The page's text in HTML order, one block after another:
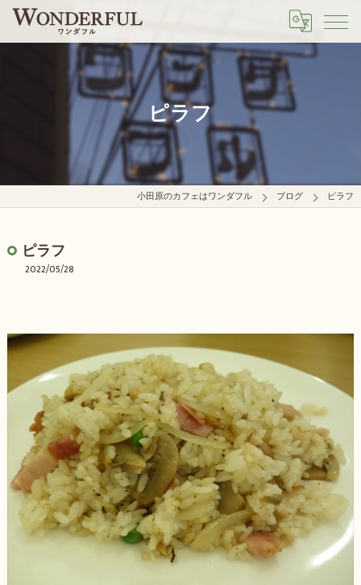
ピラフ
小田原のカフェはワンダフル ブログ ピラフ
ピラフ
2022/05/28